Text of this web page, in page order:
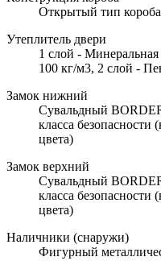
Открытый тип
Утеплитель двери
1 слой -
100 кг/м3, 2 слой -
Замок нижний
Сувальдный
класса безопасности
цвета)
Замок верхний
Сувальдный
класса безопасности
цвета)
Наличники (снаружи)
Фигурный